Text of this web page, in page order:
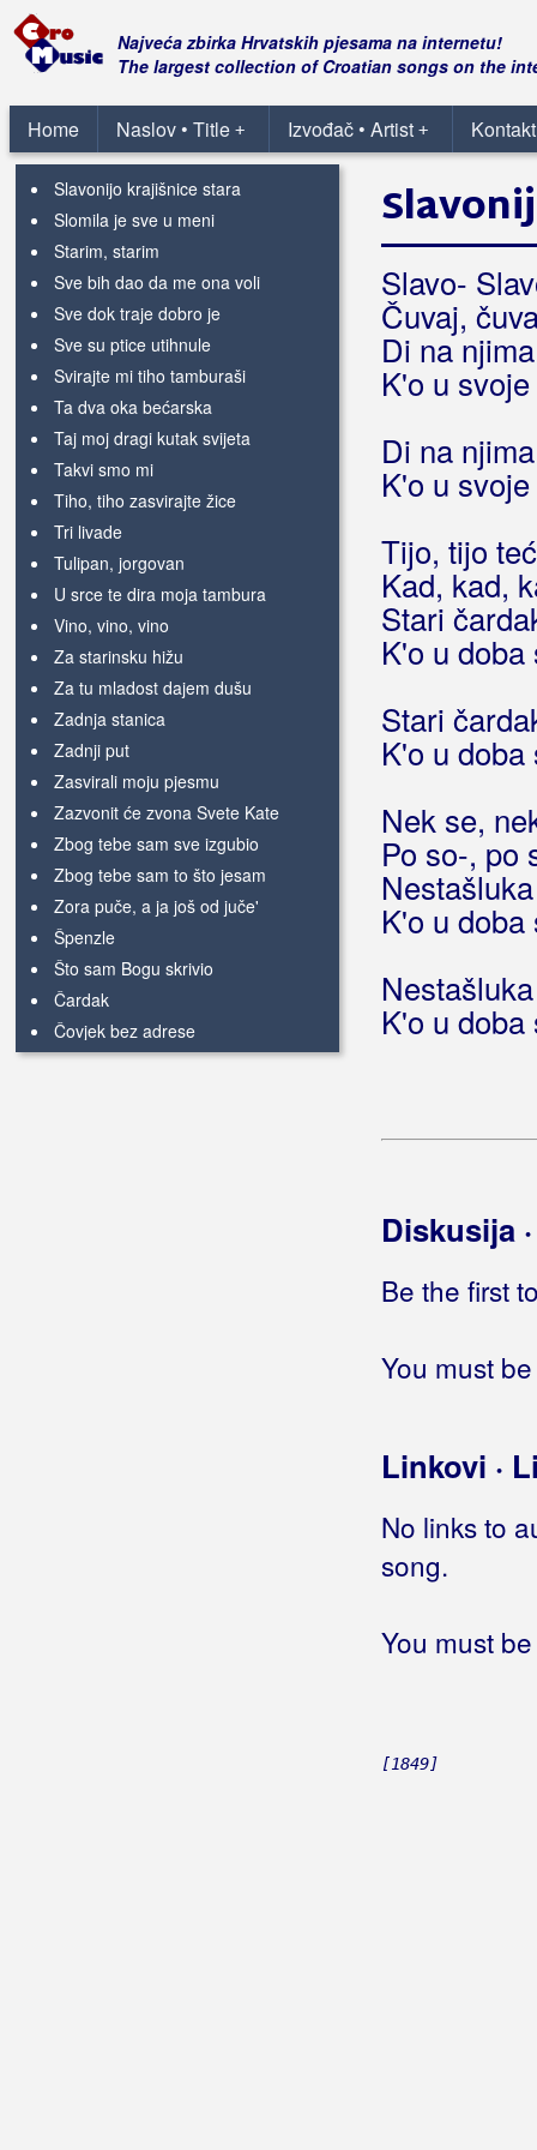
Najveća zbirka Hrvatskih pjesama na internetu!
The largest collection of Croatian songs on the
Home +
Naslov • Title +
Izvođač • Artist
Raduj se
Ružo, Ružice
Samo ti si zoro bajna znala
Sijem žito
Slavonijo krajišnice stara
Slomila je sve u meni
Starim, starim
Sve bih dao da me ona voli
Sve dok traje dobro je
Sve su ptice utihnule
Svirajte mi tiho tamburaši
Ta dva oka bećarska
Taj moj dragi kutak svijeta
Takvi smo mi
Tiho, tiho zasvirajte žice
Tri livade
Tulipan, jorgovan
U srce te dira moja tambura
Vino, vino, vino
Za starinsku hižu
Za tu mladost dajem dušu
Zadnja stanica
Zadnji put
Zasvirali moju pjesmu
Zazvonit će zvona Svete Kate
Zbog tebe sam sve izgubio
Zbog tebe sam to što jesam
Zora puče, a ja još od juče'
Špenzle
Što sam Bogu skrivio
Čardak
Čovjek bez adrese
Čuvaj seju dušu Slavonsku
Slavo-
Čuvaj,
Di na
K'o u
Di na
K'o u
Tijo, tijo
Kad, kad,
Stari
K'o u
Stari
K'o u
Nek se,
Po so-, po
K'o u
K'o u
Diskusija
Be the first
You must
Linkovi ·
No links to
song.
You must
[1849]